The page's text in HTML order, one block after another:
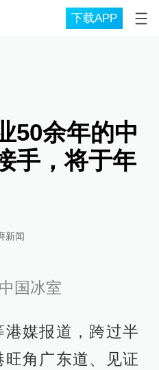
下载APP
50余年的中
手，将于年
新闻
国冰室
媒报道，跨过半
角广东道、见证